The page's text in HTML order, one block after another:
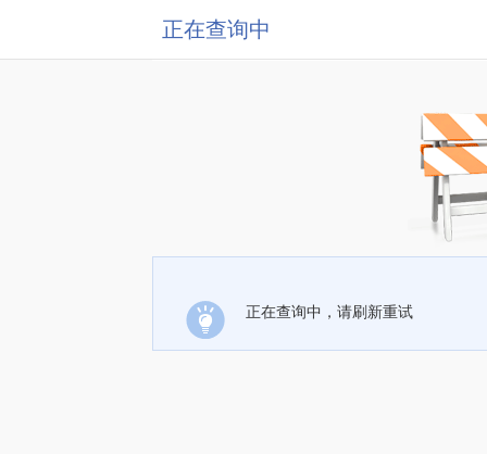
正在查询中
正在查询中，请刷新重试